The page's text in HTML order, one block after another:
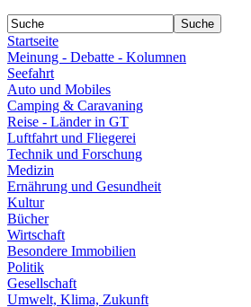
Startseite
Meinung - Debatte - Kolumnen
Seefahrt
Auto und Mobiles
Camping & Caravaning
Reise - Länder in GT
Luftfahrt und Fliegerei
Technik und Forschung
Medizin
Ernährung und Gesundheit
Kultur
Bücher
Wirtschaft
Besondere Immobilien
Politik
Gesellschaft
Umwelt, Klima, Zukunft